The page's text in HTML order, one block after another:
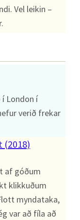
Vel leikin –
í London í
verið frekar
(2018)
af góðum
klikkuðum
myndataka,
var að fíla að